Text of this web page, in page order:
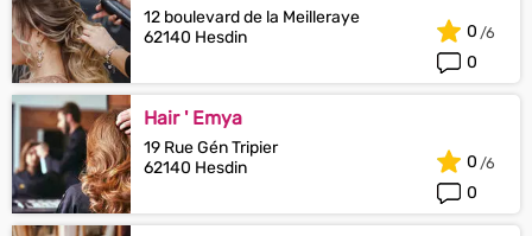
12 boulevard de la Meilleraye
62140 Hesdin
0
0
Hair ' Emya
19 Rue Gén Tripier
62140 Hesdin
0
0